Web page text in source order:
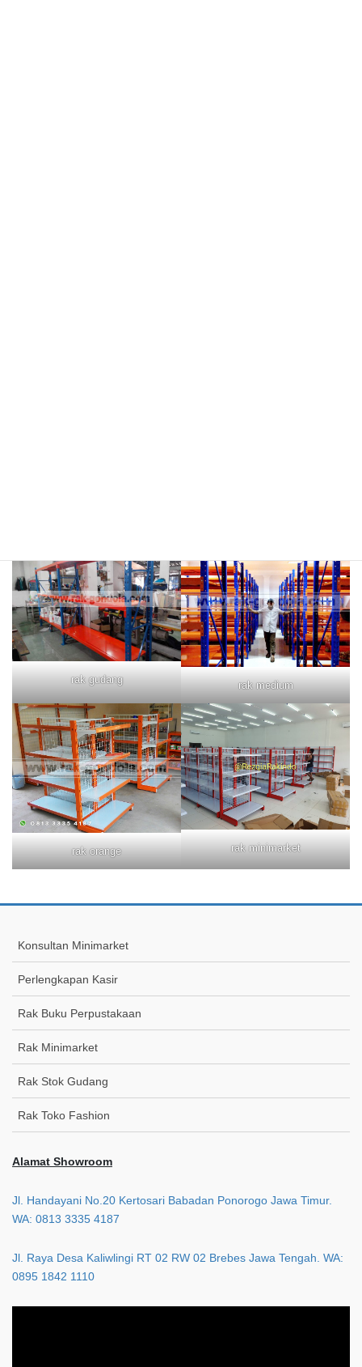
rak gudang rak medium
rak orange rak minimarket
Konsultan Minimarket
Perlengkapan Kasir
Rak Buku Perpustakaan
Rak Minimarket
Rak Stok Gudang
Rak Toko Fashion
Alamat Showroom
Jl. Handayani No.20 Kertosari Babadan Ponorogo Jawa Timur.
WA: 0813 3335 4187
Jl. Raya Desa Kaliwlingi RT 02 RW 02 Brebes Jawa Tengah. WA:
0895 1842 1110